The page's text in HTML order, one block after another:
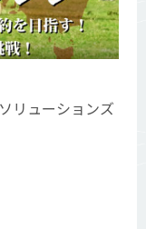
リューションズ